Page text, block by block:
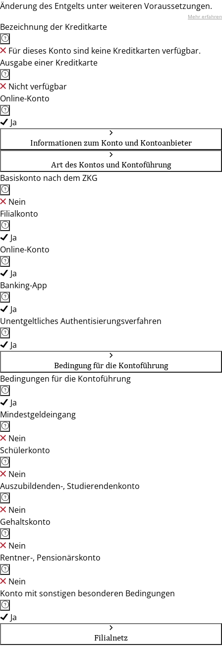
Änderung des Entgelts unter weiteren Voraussetzungen.
Mehr erfahren
Bezeichnung der Kreditkarte
Für dieses Konto sind keine Kreditkarten verfügbar.
Ausgabe einer Kreditkarte
Nicht verfügbar
Online-Konto
Ja
Informationen zum Konto und Kontoanbieter
Art des Kontos und Kontoführung
Basiskonto nach dem ZKG
Nein
Filialkonto
Ja
Online-Konto
Ja
Banking-App
Ja
Unentgeltliches Authentisierungsverfahren
Ja
Bedingung für die Kontoführung
Bedingungen für die Kontoführung
Ja
Mindestgeldeingang
Nein
Schülerkonto
Nein
Auszubildenden-, Studierendenkonto
Nein
Gehaltskonto
Nein
Rentner-, Pensionärskonto
Nein
Konto mit sonstigen besonderen Bedingungen
Ja
Filialnetz